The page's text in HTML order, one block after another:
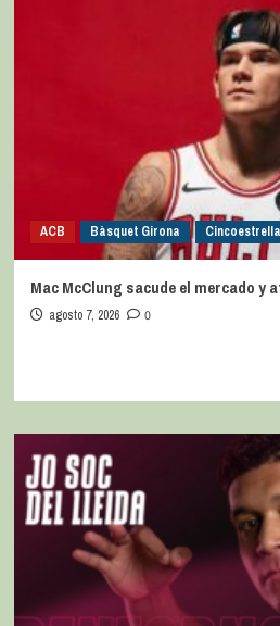
ACB Bàsquet Girona
Mac McClung sacude el mercado y
agosto 7, 2026 0